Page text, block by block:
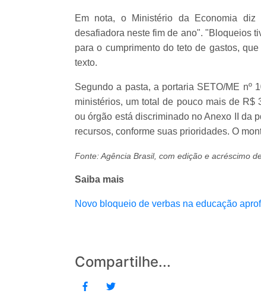
Em nota, o Ministério da Economia diz
desafiadora neste fim de ano". "Bloqueios
para o cumprimento do teto de gastos,
texto.
Segundo a pasta, a portaria SETO/ME nº
ministérios, um total de pouco mais de R$
ou órgão está discriminado no Anexo II da
recursos, conforme suas prioridades. O
Fonte: Agência Brasil, com edição e acréscimo
Saiba mais
Novo bloqueio de verbas na educação
Compartilhe...